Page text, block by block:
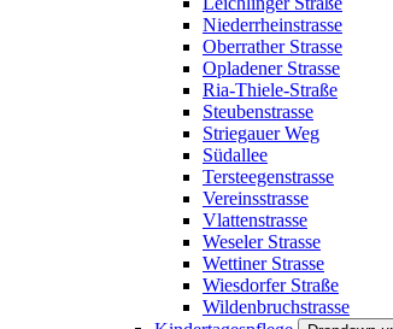
Niederrheinstrasse
Oberrather Strasse
Opladener Strasse
Ria-Thiele-Straße
Steubenstrasse
Striegauer Weg
Südallee
Tersteegenstrasse
Vereinsstrasse
Vlattenstrasse
Weseler Strasse
Wettiner Strasse
Wiesdorfer Straße
Wildenbruchstrasse